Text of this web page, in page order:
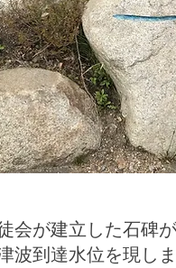
会が建立した石碑
波到達水位を現し